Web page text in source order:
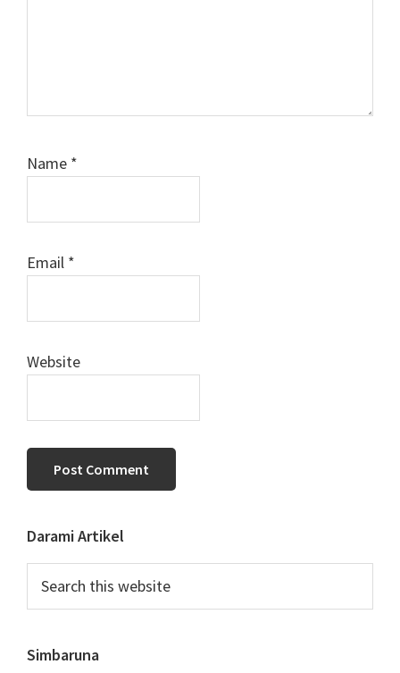
Name *
Email *
Website
Primary
Sidebar
Darami Artikel
this
Simbaruna